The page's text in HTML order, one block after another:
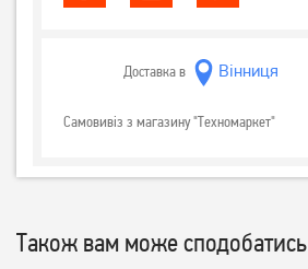
Доставка в
Самовивіз з магазину "Техномаркет"
Також вам може сподобатись